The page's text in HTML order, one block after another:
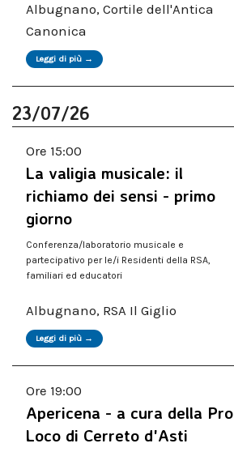
Albugnano, Cortile dell'Antica
Canonica
Leggi di più →
23/07/26
Ore 15:00
La valigia musicale: il
richiamo dei sensi - primo
giorno
Conferenza/laboratorio musicale e
partecipativo per le/i Residenti della RSA,
familiari ed educatori
Albugnano, RSA Il Giglio
Leggi di più →
Ore 19:00
Apericena - a cura della Pro
Loco di Cerreto d'Asti